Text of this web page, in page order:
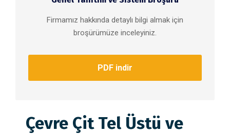
Firmamız hakkında detaylı bilgi almak için
broşürümüze inceleyiniz.
PDF indir
Çevre Çit Tel Üstü ve